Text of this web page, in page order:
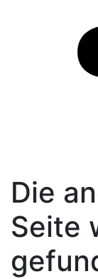
Die
Seite